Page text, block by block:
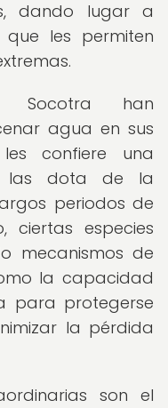
dando lugar a
que les permiten
Socotra han
agua en sus
confiere una
las dota de la
periodos de
ciertas especies
mecanismos de
la capacidad
para protegerse
la pérdida
son el